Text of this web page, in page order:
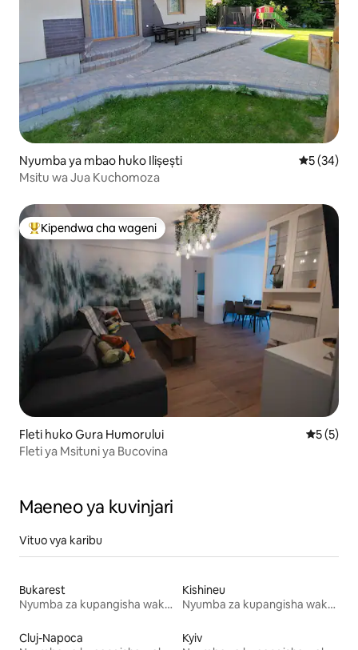
Nyumba ya mbao huko Ilișești Ukadiriaji
5 (34)
Msitu wa Jua Kuchomoza
Kipendwa maarufu cha wageni
Kipendwa cha wageni
Fleti huko Gura Humorului
5 (5)
Fleti ya Msituni ya Bucovina
Maeneo ya kuvinjari
Vituo vya karibu
Bukarest
Nyumba za kupangisha wakati wa likizo
Kishineu
Nyumba za kupangisha wakati wa likizo
Cluj-Napoca
Kyiv